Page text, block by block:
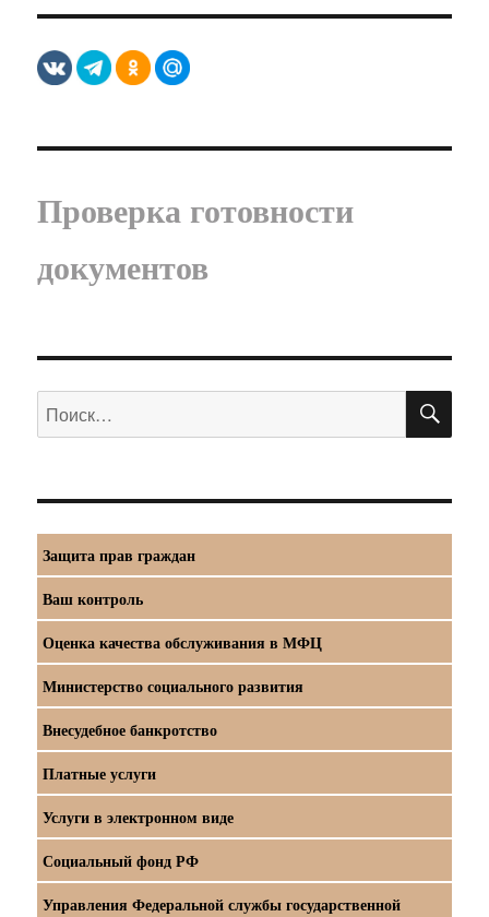
Проверка готовности
документов
Искать:
Защита прав граждан
Ваш контроль
Оценка качества обслуживания в МФЦ
Министерство социального развития
Внесудебное банкротство
Платные услуги
Услуги в электронном виде
Социальный фонд РФ
Управления Федеральной службы государственной